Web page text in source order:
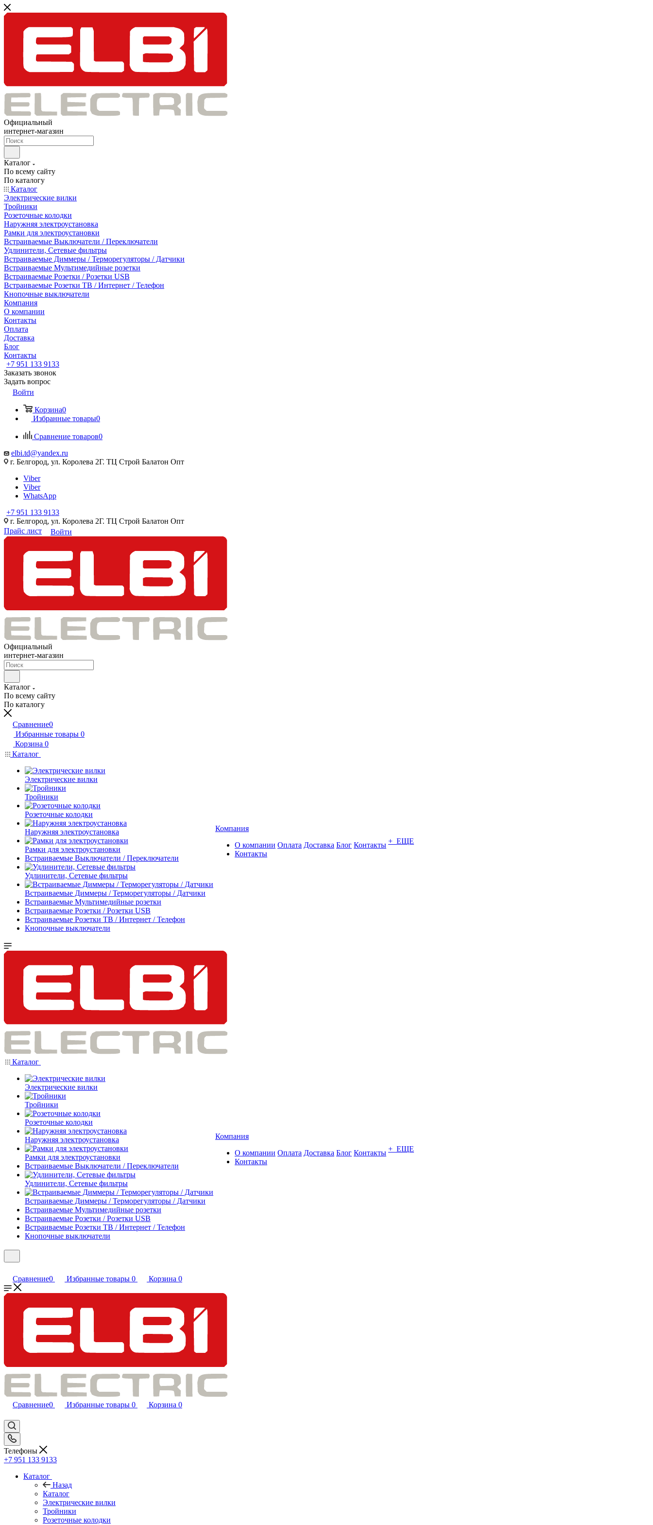
Официальный
интернет-магазин
Каталог
По всему сайту
По каталогу
Каталог
Электрические вилки
Тройники
Розеточные колодки
Наружняя электроустановка
Рамки для электроустановки
Встраиваемые Выключатели / Переключатели
Удлинители, Сетевые фильтры
Встраиваемые Диммеры / Терморегуляторы / Датчики
Встраиваемые Мультимедийные розетки
Встраиваемые Розетки / Розетки USB
Встраиваемые Розетки ТВ / Интернет / Телефон
Кнопочные выключатели
Компания
О компании
Контакты
Оплата
Доставка
Блог
Контакты
+7 951 133 9133
Заказать звонок
Задать вопрос
Войти
Корзина0
Избранные товары0
Сравнение товаров0
elbi.td@yandex.ru
г. Белгород, ул. Королева 2Г. ТЦ Строй Балатон Опт
Viber
Viber
WhatsApp
+7 951 133 9133
г. Белгород, ул. Королева 2Г. ТЦ Строй Балатон Опт
Прайс лист
Войти
Официальный
интернет-магазин
Каталог
По всему сайту
По каталогу
Сравнение0
Избранные товары 0
Корзина 0
Каталог
Электрические вилки
Тройники
Розеточные колодки
Наружняя электроустановка
Рамки для электроустановки
Встраиваемые Выключатели / Переключатели
Удлинители, Сетевые фильтры
Встраиваемые Диммеры / Терморегуляторы / Датчики
Встраиваемые Мультимедийные розетки
Встраиваемые Розетки / Розетки USB
Встраиваемые Розетки ТВ / Интернет / Телефон
Кнопочные выключатели
Компания
О компании
Контакты
Оплата Доставка Блог Контакты + ЕЩЕ
Каталог
Электрические вилки
Тройники
Розеточные колодки
Наружняя электроустановка
Рамки для электроустановки
Встраиваемые Выключатели / Переключатели
Удлинители, Сетевые фильтры
Встраиваемые Диммеры / Терморегуляторы / Датчики
Встраиваемые Мультимедийные розетки
Встраиваемые Розетки / Розетки USB
Встраиваемые Розетки ТВ / Интернет / Телефон
Кнопочные выключатели
Компания
О компании
Контакты
Оплата Доставка Блог Контакты + ЕЩЕ
Сравнение0 Избранные товары 0 Корзина 0
Сравнение0 Избранные товары 0 Корзина 0
Телефоны
+7 951 133 9133
Каталог
Назад
Каталог
Электрические вилки
Тройники
Розеточные колодки